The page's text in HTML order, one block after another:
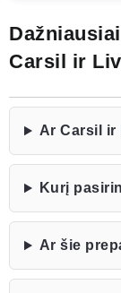
Carsil ir
Ar Carsil ir
Kurį
Ar šie